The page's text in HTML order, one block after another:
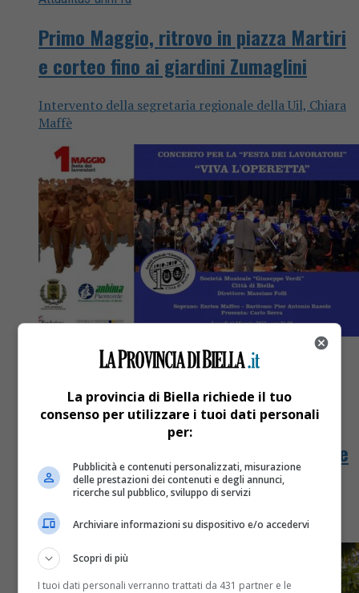
Primo Maggio, ritrovo in piazza Martiri
e corteo fino ai giardini Zumaglini
Intervento della segretaria regionale della Uil, Chiara
Maffè
Attualità3 anni fa
Festa del I Maggio, la società musicale
“Giuseppe Verdi” in concerto
Al Palasport di via Paietta
La provincia di Biella richiede il tuo
consenso per utilizzare i tuoi dati personali
per:
Pubblicità e contenuti personalizzati, misurazione
delle prestazioni dei contenuti e degli annunci,
ricerche sul pubblico, sviluppo di servizi
Archiviare informazioni su dispositivo e/o accedervi
Scopri di più
I tuoi dati personali verranno trattati da 431 partner e le